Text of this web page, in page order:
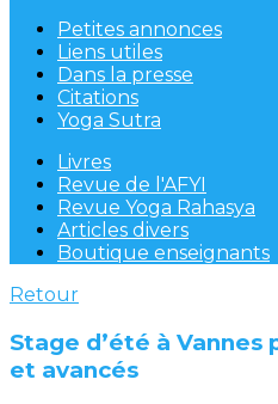
Petites annonces
Liens utiles
Dans la presse
Citations
Yoga Sutra
Livres
Revue de l'AFYI
Revue Yoga Rahasya
Articles divers
Boutique enseignants
Retour
Stage d’été à
et avancés